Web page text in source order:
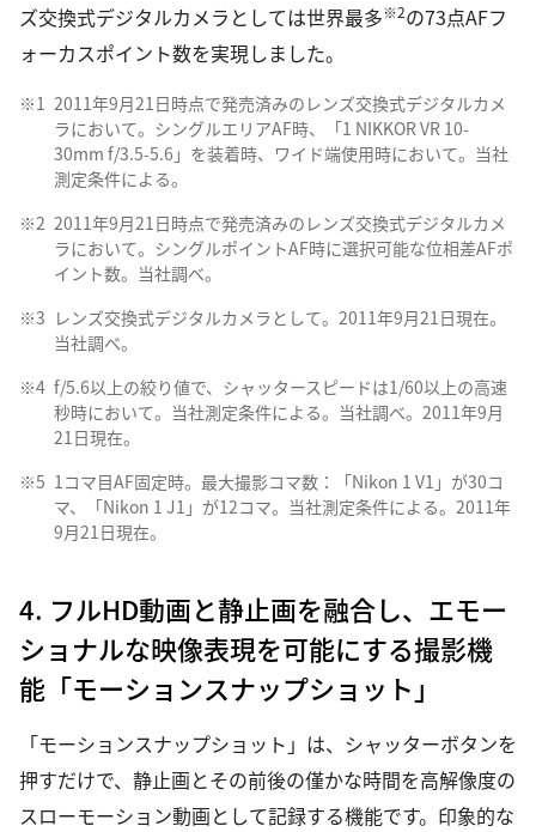
ズ交換式デジタルカメラとしては世界最多※2の73点AFフ
ォーカスポイント数を実現しました。
※1 2011年9月21日時点で発売済みのレンズ交換式デジタルカメ
ラにおいて。シングルエリアAF時、「1 NIKKOR VR 10-
30mm f/3.5-5.6」を装着時、ワイド端使用時において。当社
測定条件による。
※2 2011年9月21日時点で発売済みのレンズ交換式デジタルカメ
ラにおいて。シングルポイントAF時に選択可能な位相差AFポ
イント数。当社調べ。
※3 レンズ交換式デジタルカメラとして。2011年9月21日現在。
当社調べ。
※4 f/5.6以上の絞り値で、シャッタースピードは1/60以上の高速
秒時において。当社測定条件による。当社調べ。2011年9月
21日現在。
※5 1コマ目AF固定時。最大撮影コマ数：「Nikon 1 V1」が30コ
マ、「Nikon 1 J1」が12コマ。当社測定条件による。2011年
9月21日現在。
4. フルHD動画と静止画を融合し、エモー
ショナルな映像表現を可能にする撮影機
能「モーションスナップショット」
「モーションスナップショット」は、シャッターボタンを
押すだけで、静止画とその前後の僅かな時間を高解像度の
スローモーション動画として記録する機能です。印象的な